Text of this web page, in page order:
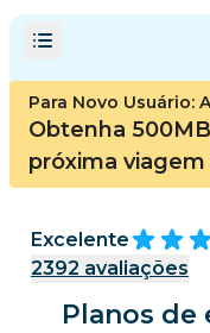
Para Novo Usuário:
Obtenha
próxima viagem
Excelente
2392 avaliações
Planos de